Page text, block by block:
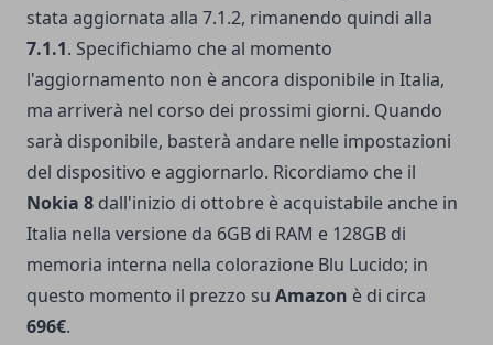
stata aggiornata alla 7.1.2, rimanendo quindi alla
7.1.1. Specifichiamo che al momento
l'aggiornamento non è ancora disponibile in Italia,
ma arriverà nel corso dei prossimi giorni. Quando
sarà disponibile, basterà andare nelle impostazioni
del dispositivo e aggiornarlo. Ricordiamo che il
Nokia 8 dall'inizio di ottobre è acquistabile anche in
Italia nella versione da 6GB di RAM e 128GB di
memoria interna nella colorazione Blu Lucido; in
questo momento il prezzo su Amazon è di circa
696€.